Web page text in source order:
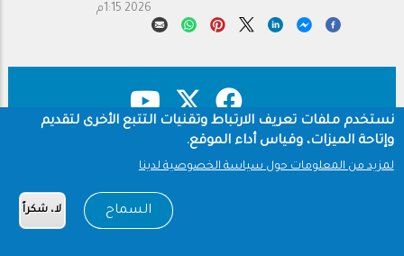
2026 1:15م
Footer
نستخدم ملفات تعريف الارتباط وتقنيات التتبع الأخرى لتقديم
وإتاحة الميزات، وقياس أداء الموقع.
لمزيد من المعلومات حول سياسة الخصوصية لدينا
السماح لا، شكراً